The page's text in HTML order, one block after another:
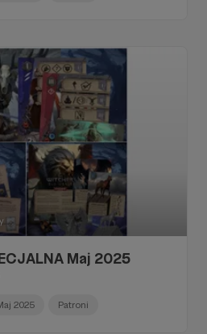
Maj 2025
2025 Patroni